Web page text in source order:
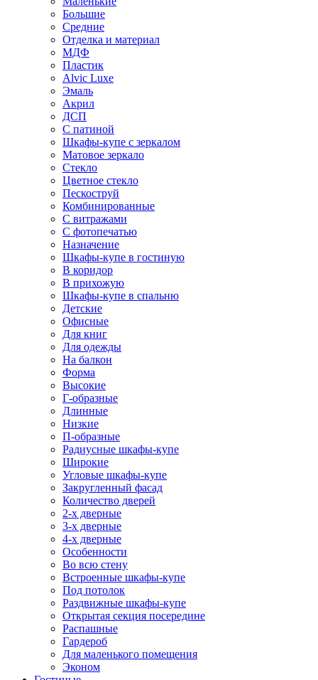
Большие
Средние
Отделка и материал
МДФ
Пластик
Alvic Luxe
Эмаль
Акрил
ДСП
С патиной
Шкафы-купе с зеркалом
Матовое зеркало
Стекло
Цветное стекло
Пескоструй
Комбинированные
С витражами
С фотопечатью
Назначение
Шкафы-купе в гостиную
В коридор
В прихожую
Шкафы-купе в спальню
Детские
Офисные
Для книг
Для одежды
На балкон
Форма
Высокие
Г-образные
Длинные
Низкие
П-образные
Радиусные шкафы-купе
Широкие
Угловые шкафы-купе
Закругленный фасад
Количество дверей
2-х дверные
3-х дверные
4-х дверные
Особенности
Во всю стену
Встроенные шкафы-купе
Под потолок
Раздвижные шкафы-купе
Открытая секция посередине
Распашные
Гардероб
Для маленького помещения
Эконом